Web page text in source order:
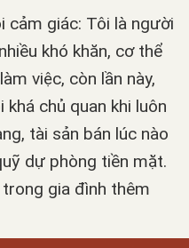
cảm giác: Tôi là người
khó khăn, cơ thể
việc, còn lần này,
chủ quan khi luôn
tài sản bán lúc nào
dự phòng tiền mặt.
gia đình thêm